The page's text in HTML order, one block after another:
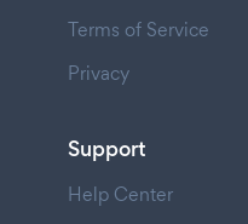
Terms of Service
Privacy
Support
Help Center